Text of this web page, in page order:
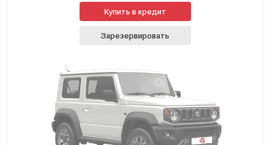
Купить в кредит
Зарезервировать